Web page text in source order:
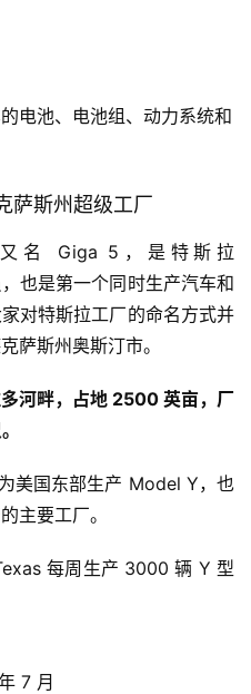
电池、电池组、动力系统和
萨斯州超级工厂
名 Giga 5，是特斯拉
也是第一个同时生产汽车和
对特斯拉工厂的命名方式并
萨斯州奥斯汀市。
河畔，占地 2500 英亩，厂
美国东部生产 Model Y，也
主要工厂。
每周生产 3000 辆 Y 型
7 月